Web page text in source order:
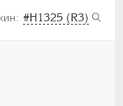
#Н1325 (R3)